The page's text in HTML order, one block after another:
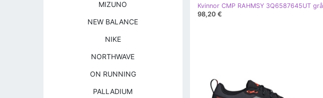
Kvinnor CMP RAHMSY 3Q6587645UT grå
98,20 €
MIZUNO
NEW BALANCE
NIKE
NORTHWAVE
ON RUNNING
PALLADIUM